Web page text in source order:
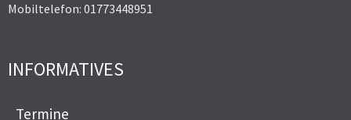
Mobiltelefon: 01773448951
INFORMATIVES
Termine